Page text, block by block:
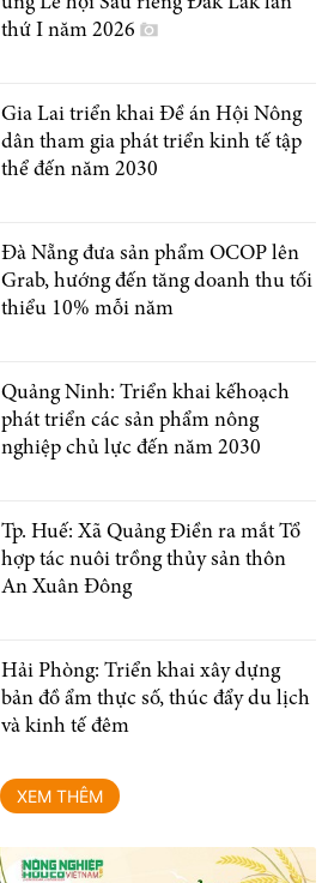
thứ I năm 2026
Gia Lai triển khai Đề án Hội Nông
dân tham gia phát triển kinh tế tập
thể đến năm 2030
Đà Nẵng đưa sản phẩm OCOP lên
Grab, hướng đến tăng doanh thu tối
thiểu 10% mỗi năm
Quảng Ninh: Triển khai kếhoạch
phát triển các sản phẩm nông
nghiệp chủ lực đến năm 2030
Tp. Huế: Xã Quảng Điền ra mắt Tổ
hợp tác nuôi trồng thủy sản thôn
An Xuân Đông
Hải Phòng: Triển khai xây dựng
bản đồ ẩm thực số, thúc đẩy du lịch
và kinh tế đêm
XEM THÊM